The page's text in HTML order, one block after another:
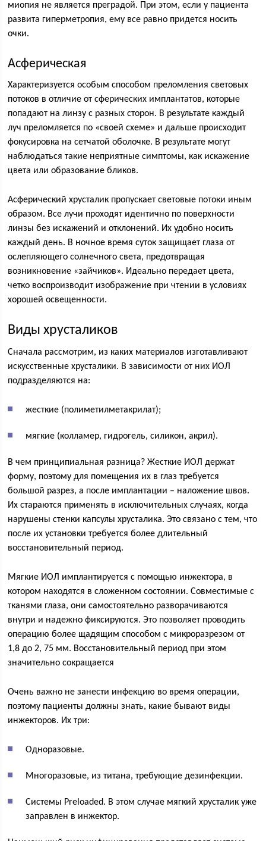
миопия не является преградой. При этом, если у пациента
развита гиперметропия, ему все равно придется носить
очки.
Асферическая
Характеризуется особым способом преломления световых
потоков в отличие от сферических имплантатов, которые
попадают на линзу с разных сторон. В результате каждый
луч преломляется по «своей схеме» и дальше происходит
фокусировка на сетчатой оболочке. В результате могут
наблюдаться такие неприятные симптомы, как искажение
цвета или образование бликов.
Асферический хрусталик пропускает световые потоки иным
образом. Все лучи проходят идентично по поверхности
линзы без искажений и отклонений. Их удобно носить
каждый день. В ночное время суток защищает глаза от
ослепляющего солнечного света, предотвращая
возникновение «зайчиков». Идеально передает цвета,
четко воспроизводит изображение при чтении в условиях
хорошей освещенности.
Виды хрусталиков
Сначала рассмотрим, из каких материалов изготавливают
искусственные хрусталики. В зависимости от них ИОЛ
подразделяются на:
жесткие (полиметилметакрилат);
мягкие (колламер, гидрогель, силикон, акрил).
В чем принципиальная разница? Жесткие ИОЛ держат
форму, поэтому для помещения их в глаз требуется
большой разрез, а после имплантации – наложение швов.
Их стараются применять в исключительных случаях, когда
нарушены стенки капсулы хрусталика. Это связано с тем, что
после их установки требуется более длительный
восстановительный период.
Мягкие ИОЛ имплантируется с помощью инжектора, в
котором находятся в сложенном состоянии. Совместимые с
тканями глаза, они самостоятельно разворачиваются
внутри и надежно фиксируются. Это позволяет проводить
операцию более щадящим способом с микроразрезом от
1,8 до 2, 75 мм. Восстановительный период при этом
значительно сокращается
Очень важно не занести инфекцию во время операции,
поэтому пациенты должны знать, какие бывают виды
инжекторов. Их три:
Одноразовые.
Многоразовые, из титана, требующие дезинфекции.
Системы Preloaded. В этом случае мягкий хрусталик уже
заправлен в инжектор.